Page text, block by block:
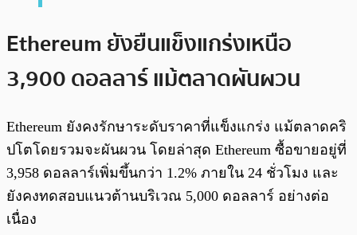
Ethereum ยังยืนแข็งแกร่งเหนือ
3,900 ดอลลาร์ แม้ตลาดผันผวน
Ethereum ยังคงรักษาระดับราคาที่แข็งแกร่ง แม้ตลาดคริ
ปโตโดยรวมจะผันผวน โดยล่าสุด Ethereum ซื้อขายอยู่ที่
3,958 ดอลลาร์เพิ่มขึ้นกว่า 1.2% ภายใน 24 ชั่วโมง และ
ยังคงทดสอบแนวต้านบริเวณ 5,000 ดอลลาร์ อย่างต่อ
เนื่อง